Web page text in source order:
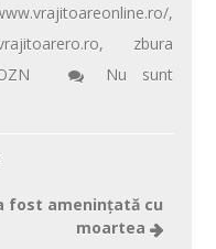
,
, zbura
Nu sunt
fost ameninţată cu
moartea